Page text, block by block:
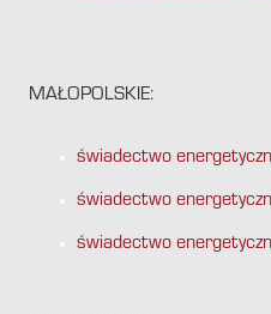
MAŁOPOLSKIE:
świadectwo
świadectwo
świadectwo